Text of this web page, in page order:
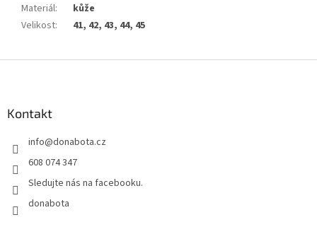
Materiál:
kůže
Velikost: 41, 42, 43, 44, 45
Kontakt
info@donabota.cz
608 074 347
Sledujte nás na facebooku.
donabota